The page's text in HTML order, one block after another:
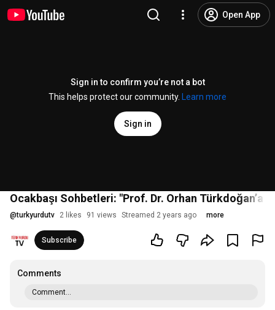
Open App
Sign in to confirm you’re not a bot
This helps protect our community.
Learn more
Sign in
Ocakbaşı Sohbetleri: "Prof. Dr. Orhan Türkdoğan’a
@turkyurdutv 2 likes 91 views Streamed 2 years ago more
Subscribe
Comments
Comment...